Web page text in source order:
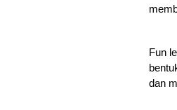
Fun
dan